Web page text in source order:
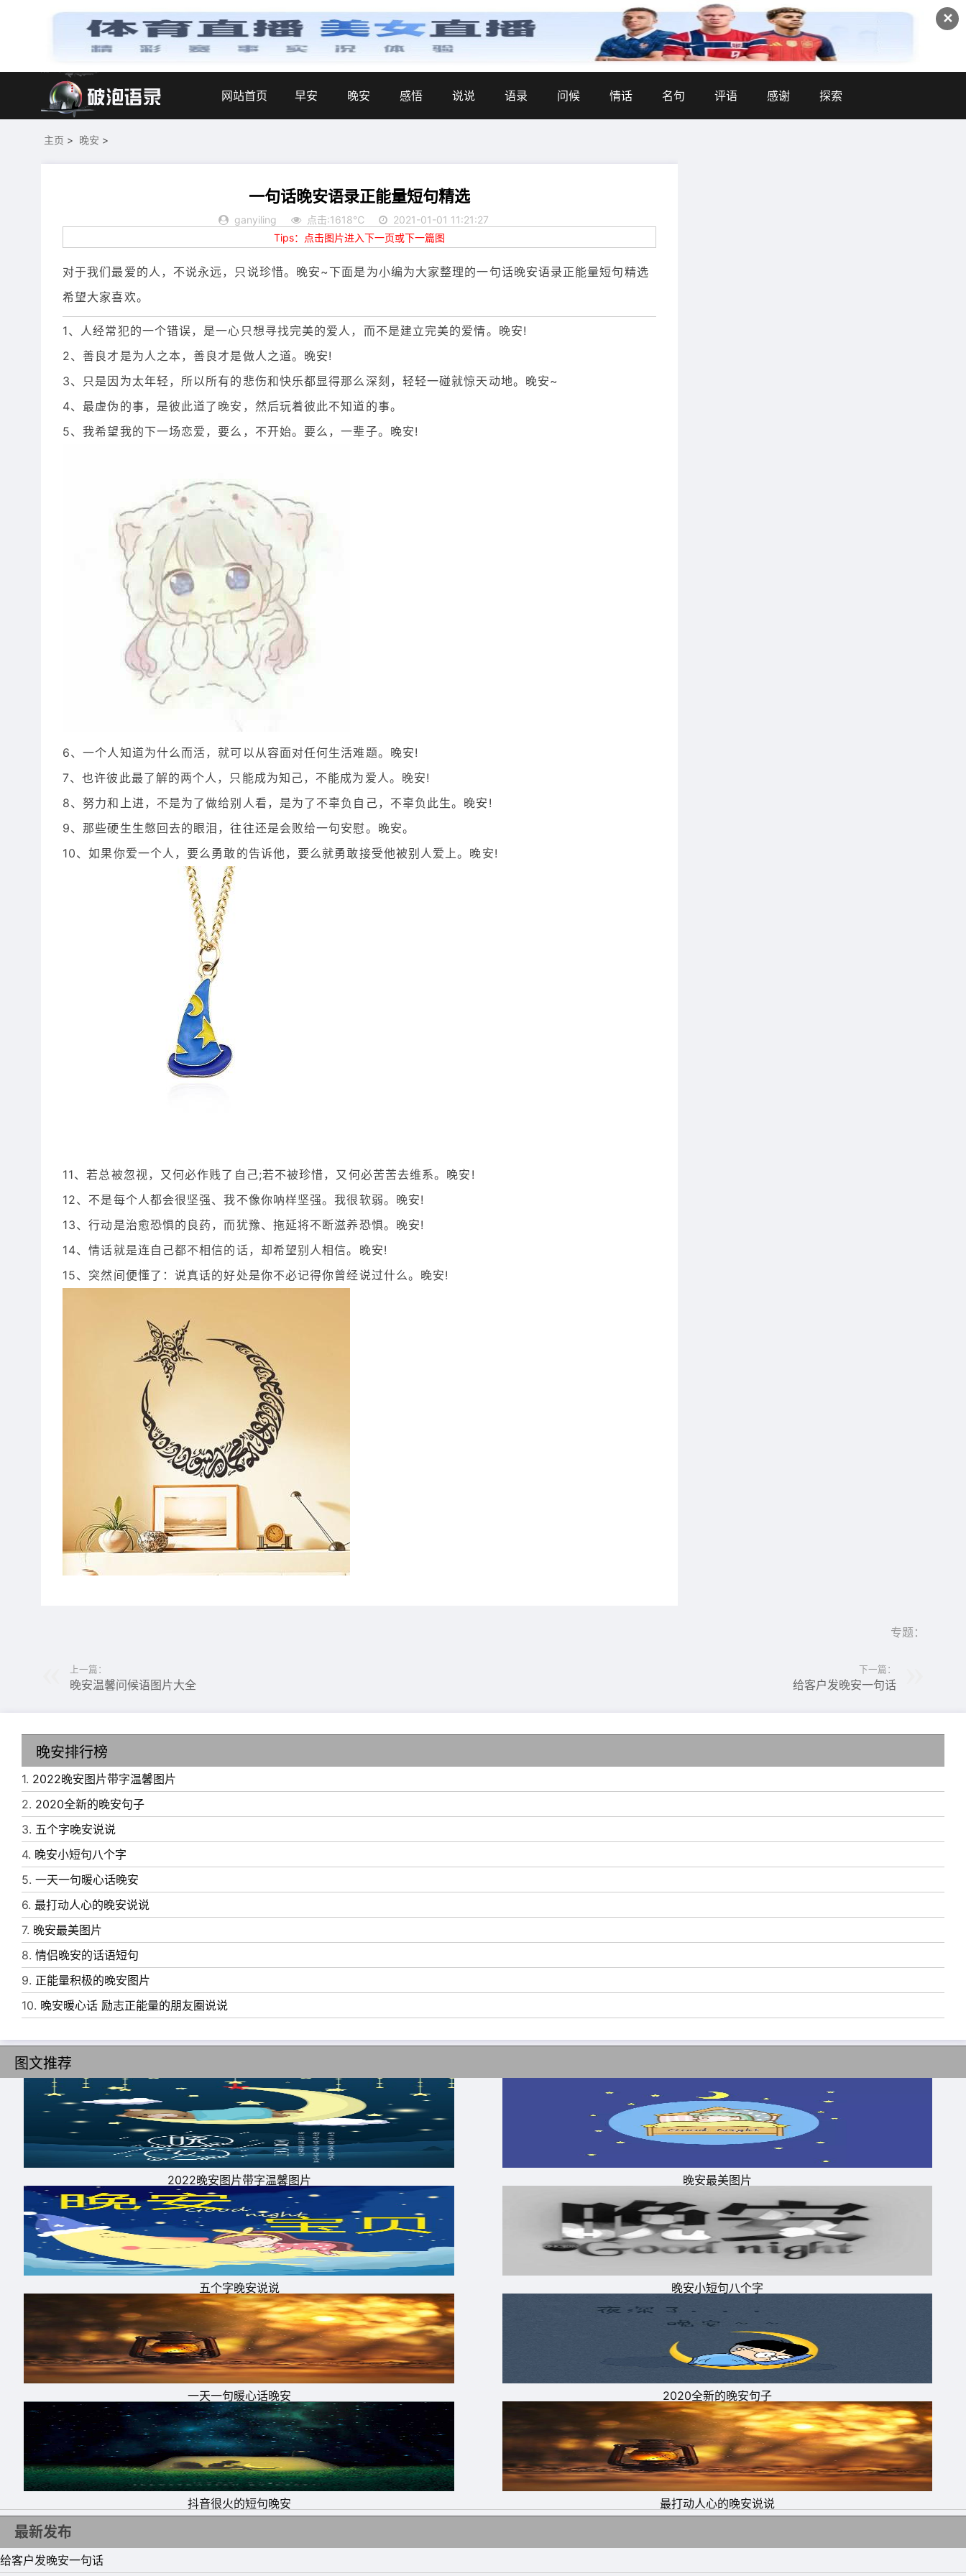
✕
网站首页 早安 晚安 感悟 说说 语录 问候 情话 名句 评语 感谢 探索
主页 > 晚安 >
一句话晚安语录正能量短句精选
ganyiling 点击:1618℃
2021-01-01 11:21:27
Tips：点击图片进入下一页或下一篇图
对于我们最爱的人，不说永远，只说珍惜。晚安~下面是为小编为大家整理的一句话晚安语录正能量短句精选
希望大家喜欢。
1、人经常犯的一个错误，是一心只想寻找完美的爱人，而不是建立完美的爱情。晚安!
2、善良才是为人之本，善良才是做人之道。晚安!
3、只是因为太年轻，所以所有的悲伤和快乐都显得那么深刻，轻轻一碰就惊天动地。晚安~
4、最虚伪的事，是彼此道了晚安，然后玩着彼此不知道的事。
5、我希望我的下一场恋爱，要么，不开始。要么，一辈子。晚安!
6、一个人知道为什么而活，就可以从容面对任何生活难题。晚安!
7、也许彼此最了解的两个人，只能成为知己，不能成为爱人。晚安!
8、努力和上进，不是为了做给别人看，是为了不辜负自己，不辜负此生。晚安!
9、那些硬生生憋回去的眼泪，往往还是会败给一句安慰。晚安。
10、如果你爱一个人，要么勇敢的告诉他，要么就勇敢接受他被别人爱上。晚安!
11、若总被忽视，又何必作贱了自己;若不被珍惜，又何必苦苦去维系。晚安!
12、不是每个人都会很坚强、我不像你呐样坚强。我很软弱。晚安!
13、行动是治愈恐惧的良药，而犹豫、拖延将不断滋养恐惧。晚安!
14、情话就是连自己都不相信的话，却希望别人相信。晚安!
15、突然间便懂了：说真话的好处是你不必记得你曾经说过什么。晚安!
专题：
上一篇：
晚安温馨问候语图片大全
下一篇：
给客户发晚安一句话
晚安排行榜
1. 2022晚安图片带字温馨图片
2. 2020全新的晚安句子
3. 五个字晚安说说
4. 晚安小短句八个字
5. 一天一句暖心话晚安
6. 最打动人心的晚安说说
7. 晚安最美图片
8. 情侣晚安的话语短句
9. 正能量积极的晚安图片
10. 晚安暖心话 励志正能量的朋友圈说说
图文推荐
2022晚安图片带字温馨图片 晚安最美图片
五个字晚安说说 晚安小短句八个字
一天一句暖心话晚安 2020全新的晚安句子
抖音很火的短句晚安 最打动人心的晚安说说
最新发布
给客户发晚安一句话